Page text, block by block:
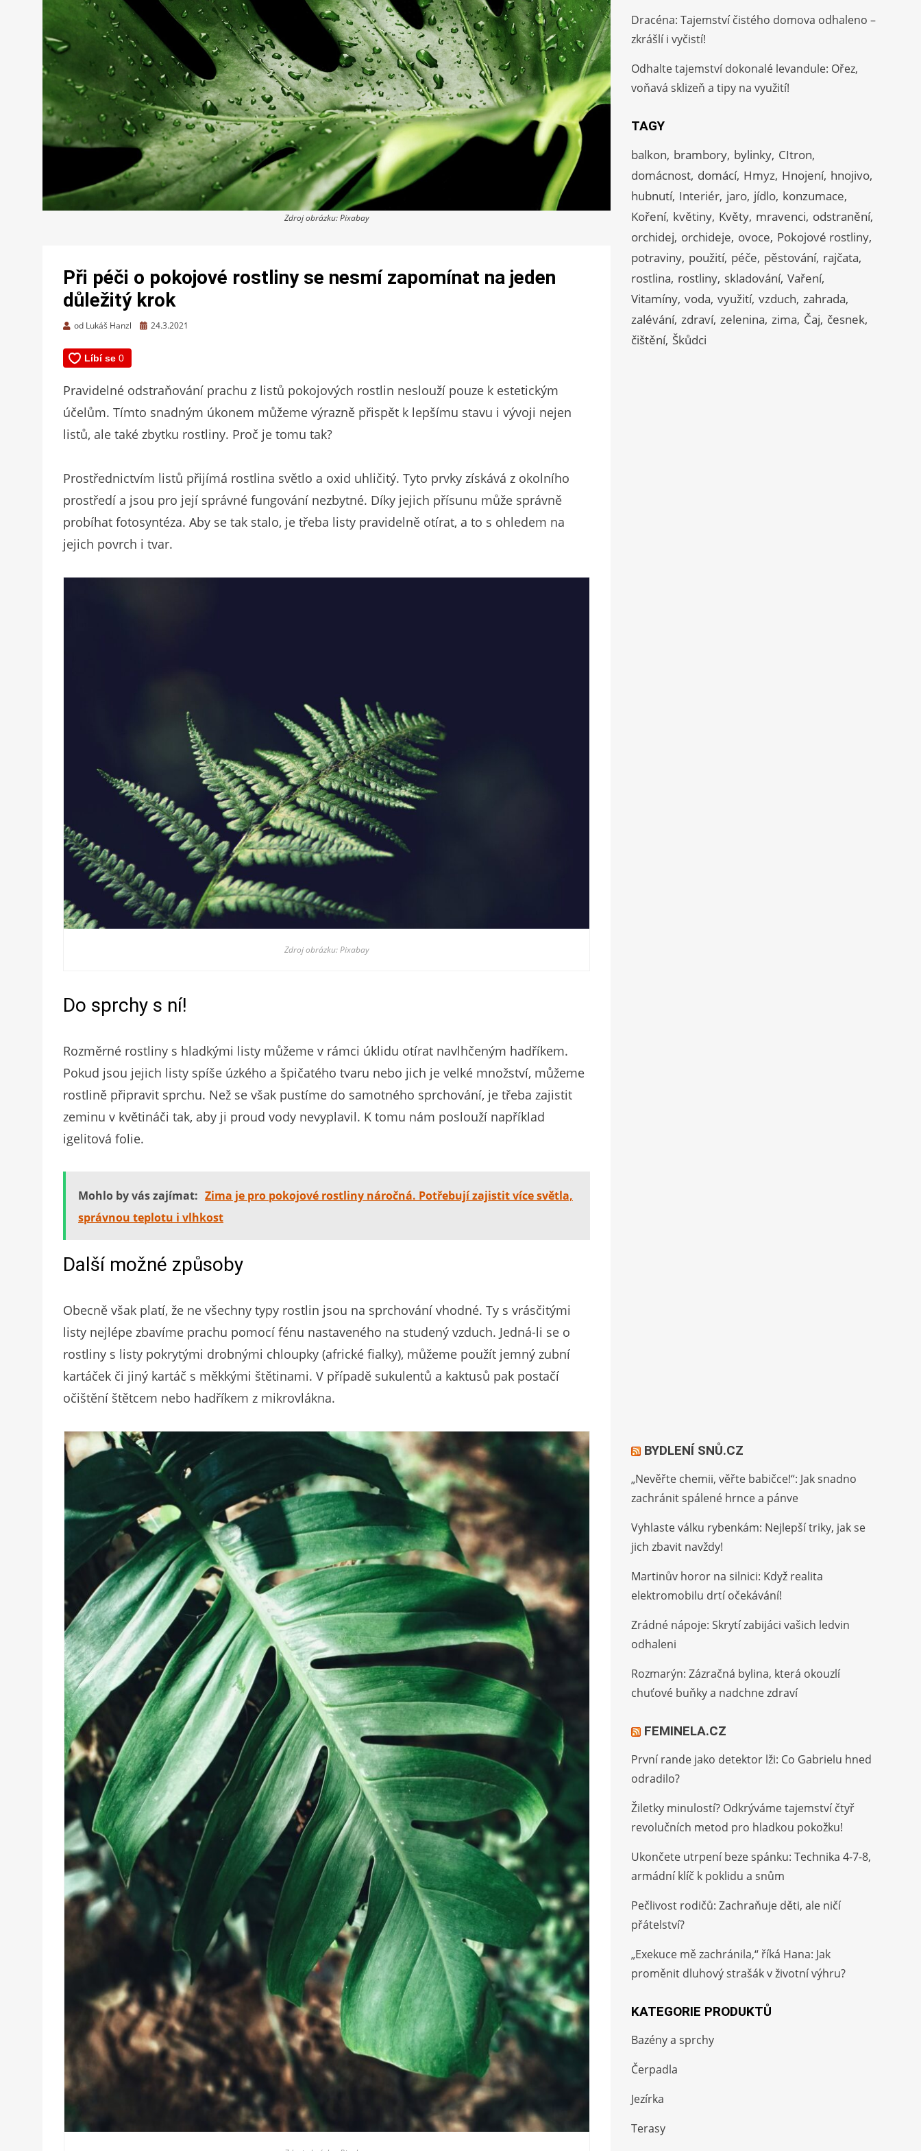
Zdroj obrázku: Pixabay
Při péči o pokojové rostliny se nesmí zapomínat na jeden
důležitý krok
od Lukáš Hanzl
Zveřejněno
24.3.2021
Pravidelné odstraňování prachu z listů pokojových rostlin neslouží pouze k estetickým
účelům. Tímto snadným úkonem můžeme výrazně přispět k lepšímu stavu i vývoji nejen
listů, ale také zbytku rostliny. Proč je tomu tak?
Prostřednictvím listů přijímá rostlina světlo a oxid uhličitý. Tyto prvky získává z okolního
prostředí a jsou pro její správné fungování nezbytné. Díky jejich přísunu může správně
probíhat fotosyntéza. Aby se tak stalo, je třeba listy pravidelně otírat, a to s ohledem na
jejich povrch i tvar.
Zdroj obrázku: Pixabay
Do sprchy s ní!
Rozměrné rostliny s hladkými listy můžeme v rámci úklidu otírat navlhčeným hadříkem.
Pokud jsou jejich listy spíše úzkého a špičatého tvaru nebo jich je velké množství, můžeme
rostlině připravit sprchu. Než se však pustíme do samotného sprchování, je třeba zajistit
zeminu v květináči tak, aby ji proud vody nevyplavil. K tomu nám poslouží například
igelitová folie.
Mohlo by vás zajímat: Zima je pro pokojové rostliny náročná. Potřebují zajistit více světla,
správnou teplotu i vlhkost
Další možné způsoby
Obecně však platí, že ne všechny typy rostlin jsou na sprchování vhodné. Ty s vrásčitými
listy nejlépe zbavíme prachu pomocí fénu nastaveného na studený vzduch. Jedná-li se o
rostliny s listy pokrytými drobnými chloupky (africké fialky), můžeme použít jemný zubní
kartáček či jiný kartáč s měkkými štětinami. V případě sukulentů a kaktusů pak postačí
očištění štětcem nebo hadříkem z mikrovlákna.
Dracéna: Tajemství čistého domova odhaleno –
zkrášlí i vyčistí!
Odhalte tajemství dokonalé levandule: Ořez,
voňavá sklizeň a tipy na využití!
TAGY
balkon brambory bylinky CItron
domácnost domácí Hmyz Hnojení hnojivo
hubnutí Interiér jaro jídlo konzumace
Koření květiny Květy mravenci odstranění
orchidej orchideje ovoce Pokojové rostliny
potraviny použití péče pěstování rajčata
rostlina rostliny skladování Vaření
Vitamíny voda využití vzduch zahrada
zalévání zdraví zelenina zima Čaj česnek
čištění Škůdci
BYDLENÍ SNŮ.CZ
„Nevěřte chemii, věřte babičce!“: Jak snadno
zachránit spálené hrnce a pánve
Vyhlaste válku rybenkám: Nejlepší triky, jak se
jich zbavit navždy!
Martinův horor na silnici: Když realita
elektromobilu drtí očekávání!
Zrádné nápoje: Skrytí zabijáci vašich ledvin
odhaleni
Rozmarýn: Zázračná bylina, která okouzlí
chuťové buňky a nadchne zdraví
FEMINELA.CZ
První rande jako detektor lži: Co Gabrielu hned
odradilo?
Žiletky minulostí? Odkrýváme tajemství čtyř
revolučních metod pro hladkou pokožku!
Ukončete utrpení beze spánku: Technika 4-7-8,
armádní klíč k poklidu a snům
Pečlivost rodičů: Zachraňuje děti, ale ničí
přátelství?
„Exekuce mě zachránila,“ říká Hana: Jak
proměnit dluhový strašák v životní výhru?
KATEGORIE PRODUKTŮ
Bazény a sprchy
Čerpadla
Jezírka
Terasy